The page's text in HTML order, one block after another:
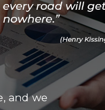
and we